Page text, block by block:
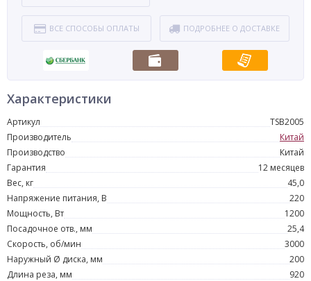
ВСЕ СПОСОБЫ ОПЛАТЫ ПОДРОБНЕЕ О ДОСТАВКЕ
Характеристики
Артикул
TSB2005
Производитель
Китай
Производство
Китай
Гарантия
12 месяцев
Вес, кг
45,0
Напряжение питания, В
220
Мощность, Вт
1200
Посадочное отв., мм
25,4
Скорость, об/мин
3000
Наружный Ø диска, мм
200
Длина реза, мм
920